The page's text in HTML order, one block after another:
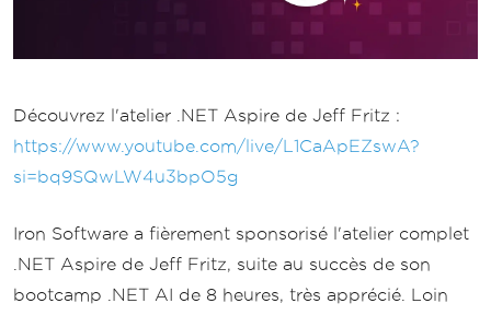
Découvrez l'atelier .NET Aspire de Jeff Fritz :
https://www.youtube.com/live/L1CaApEZswA?
si=bq9SQwLW4u3bpO5g
Iron Software a fièrement sponsorisé l'atelier complet
.NET Aspire de Jeff Fritz, suite au succès de son
bootcamp .NET AI de 8 heures, très apprécié. Loin